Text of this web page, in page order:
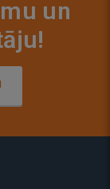
un